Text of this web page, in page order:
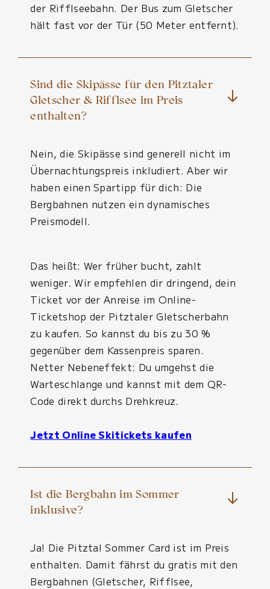
der Rifflseebahn. Der Bus zum Gletscher
hält fast vor der Tür (50 Meter entfernt).
Sind die Skipässe für den Pitztaler
Gletscher & Rifflsee im Preis
enthalten?
Nein, die Skipässe sind generell nicht im
Übernachtungspreis inkludiert. Aber wir
haben einen Spartipp für dich: Die
Bergbahnen nutzen ein dynamisches
Preismodell.
Das heißt: Wer früher bucht, zahlt
weniger. Wir empfehlen dir dringend, dein
Ticket vor der Anreise im Online-
Ticketshop der Pitztaler Gletscherbahn
zu kaufen. So kannst du bis zu 30 %
gegenüber dem Kassenpreis sparen.
Netter Nebeneffekt: Du umgehst die
Warteschlange und kannst mit dem QR-
Code direkt durchs Drehkreuz.
Jetzt Online Skitickets kaufen
Ist die Bergbahn im Sommer
inklusive?
Ja! Die Pitztal Sommer Card ist im Preis
enthalten. Damit fährst du gratis mit den
Bergbahnen (Gletscher, Rifflsee,